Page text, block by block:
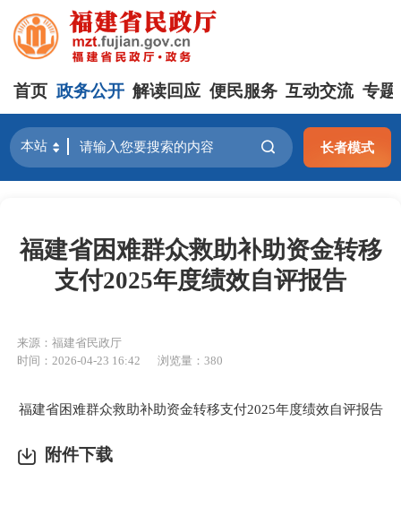
首页 政务公开 解读回应 便民服务 互动交流 专题
长者模式
福建省困难群众救助补助资金转移
支付2025年度绩效自评报告
来源：福建省民政厅
时间：2026-04-23 16:42
浏览量：380
福建省困难群众救助补助资金转移支付2025年度绩效自评报告
附件下载